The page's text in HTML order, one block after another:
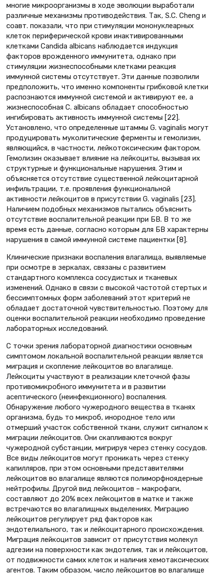
многие микроорганизмы в ходе эволюции выработали
различные механизмы противодействия. Так, S.C. Chеng и
соавт. показали, что при стимуляции мононуклеарных
клеток периферической крови инактивированными
клетками Candida albicans наблюдается индукция
факторов врожденного иммунитета, однако при
стимуляции жизнеспособными клетками реакция
иммунной системы отсутствует. Эти данные позволили
предположить, что именно компоненты грибковой клетки
распознаются иммунной системой и активируют ее, а
жизнеспособная C. albicans обладает способностью
ингибировать активность иммунной системы [22].
Установлено, что определенные штаммы G. vaginalis могут
продуцировать муколитические ферменты и гемолизин,
являющийся, в частности, лейкотоксическим фактором.
Гемолизин оказывает влияние на лейкоциты, вызывая их
структурные и функциональные нарушения. Этим и
объясняется отсутствие существенной лейкоцитарной
инфильтрации, т.е. проявления функциональной
активности лейкоцитов в присутствии G. vaginalis [23].
Наличием подобных механизмов пытались объяснить
отсутствие воспалительной реакции при БВ. В то же
время есть данные, согласно которым для БВ характерны
нарушения в самой иммунной системе пациентки [8].
Клинические признаки воспаления влагалища, выявляемые
при осмотре в зеркалах, связаны с развитием
стандартного комплекса сосудистых и тканевых
изменений. Однако в связи с высокой частотой стертых и
бессимптомных форм заболеваний этот критерий не
обладает достаточной чувствительностью. Поэтому для
оценки воспалительной реакции необходимо проведение
лабораторных исследований.
С точки зрения лабораторной диагностики основным
симптомом локальной воспалительной реакции является
миграция и скопление лейкоцитов во влагалище.
Лейкоциты участвуют в реализации клеточной фазы
противомикробного иммунитета и в развитии
асептического (неинфекционного) воспаления.
Обнаружение любого чужеродного вещества в тканях
организма, будь то микроб, инородное тело или
отмерший участок собственной ткани, служит сигналом к
миграции лейкоцитов. Они скапливаются вокруг
чужеродной субстанции, мигрируя через стенку сосудов.
Все виды лейкоцитов могут проникать через стенку
капилляров, при этом основными представителями
лейкоцитов во влагалище являются полиморфноядерные
нейтрофилы. Другой вид лейкоцитов – макрофаги,
составляют до 20% всех лейкоцитов в матке и также
встречаются во влагалищных выделениях. Миграцию
лейкоцитов регулирует ряд факторов как
эндотелиального, так и лейкоцитарного происхождения.
Миграция лейкоцитов зависит от присутствия молекул
адгезии на поверхности как эндотелия, так и лейкоцитов,
от подвижности самих клеток и наличия хемотаксических
агентов. Таким образом, число лейкоцитов во влагалище